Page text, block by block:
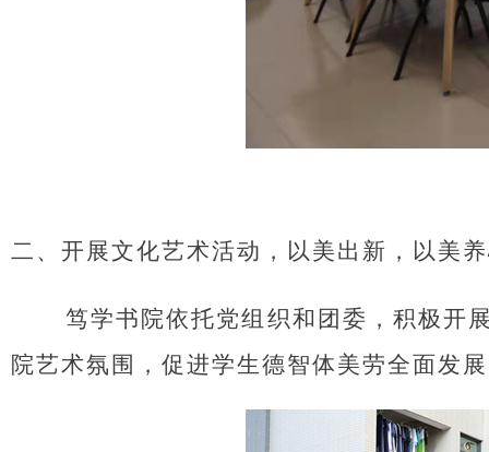
二、开展文化艺术活动，以美出新，以美
笃学书院依托党组织和团委，积极开
院艺术氛围，促进学生德智体美劳全面发